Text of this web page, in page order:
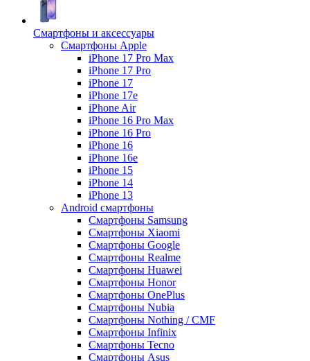
Смартфоны и аксессуары
Смартфоны Apple
iPhone 17 Pro Max
iPhone 17 Pro
iPhone 17
iPhone 17e
iPhone Air
iPhone 16 Pro Max
iPhone 16 Pro
iPhone 16
iPhone 16e
iPhone 15
iPhone 14
iPhone 13
Android cмартфоны
Смартфоны Samsung
Смартфоны Xiaomi
Смартфоны Google
Смартфоны Realme
Смартфоны Huawei
Смартфоны Honor
Смартфоны OnePlus
Смартфоны Nubia
Смартфоны Nothing / CMF
Смартфоны Infinix
Смартфоны Tecno
Смартфоны Asus